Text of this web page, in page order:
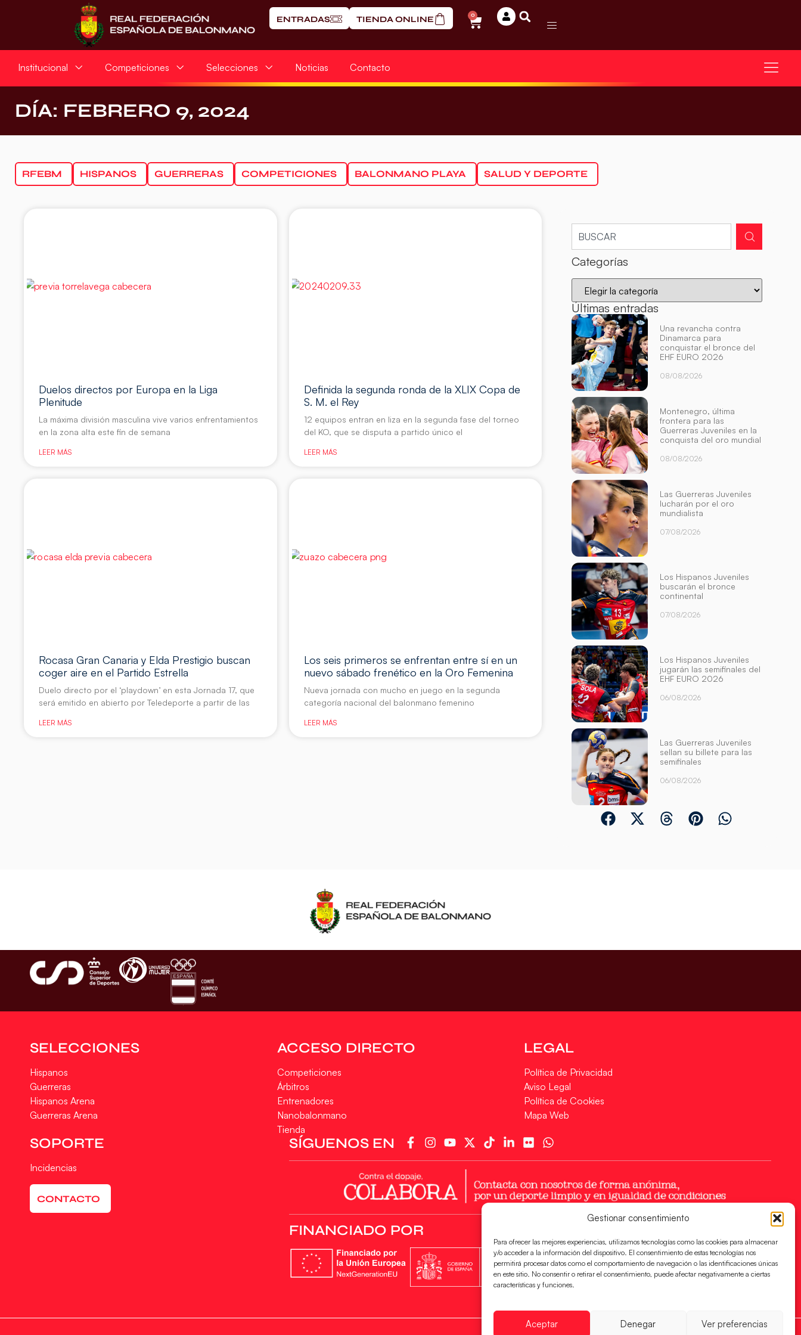
Gestionar consentimiento
Para ofrecer las mejores experiencias, utilizamos tecnologías como las cookies para almacenar
y/o acceder a la información del dispositivo. El consentimiento de estas tecnologías nos
permitirá procesar datos como el comportamiento de navegación o las identificaciones únicas
en este sitio. No consentir o retirar el consentimiento, puede afectar negativamente a ciertas
características y funciones.
Aceptar Denegar Ver preferencias
ENTRADAS TIENDA ONLINE 0
Institucional Competiciones Selecciones Noticias Contacto
DÍA: FEBRERO 9, 2024
RFEBM HISPANOS GUERRERAS COMPETICIONES BALONMANO PLAYA SALUD Y DEPORTE
Duelos directos por Europa en la Liga
Plenitude
La máxima división masculina vive varios enfrentamientos
en la zona alta este fin de semana
LEER MÁS
Definida la segunda ronda de la XLIX Copa de
S. M. el Rey
12 equipos entran en liza en la segunda fase del torneo
del KO, que se disputa a partido único el
LEER MÁS
Rocasa Gran Canaria y Elda Prestigio buscan
coger aire en el Partido Estrella
Duelo directo por el ‘playdown’ en esta Jornada 17, que
será emitido en abierto por Teledeporte a partir de las
LEER MÁS
Los seis primeros se enfrentan entre sí en un
nuevo sábado frenético en la Oro Femenina
Nueva jornada con mucho en juego en la segunda
categoría nacional del balonmano femenino
LEER MÁS
Categorías
Últimas entradas
Una revancha contra
Dinamarca para
conquistar el bronce del
EHF EURO 2026
08/08/2026
Montenegro, última
frontera para las
Guerreras Juveniles en la
conquista del oro mundial
08/08/2026
Las Guerreras Juveniles
lucharán por el oro
mundialista
07/08/2026
Los Hispanos Juveniles
buscarán el bronce
continental
07/08/2026
Los Hispanos Juveniles
jugarán las semifinales del
EHF EURO 2026
06/08/2026
Las Guerreras Juveniles
sellan su billete para las
semifinales
06/08/2026
SELECCIONES
Hispanos
Guerreras
Hispanos Arena
Guerreras Arena
ACCESO DIRECTO
Competiciones
Árbitros
Entrenadores
Nanobalonmano
Tienda
LEGAL
Política de Privacidad
Aviso Legal
Política de Cookies
Mapa Web
SOPORTE
Incidencias
CONTACTO
SÍGUENOS EN
FINANCIADO POR